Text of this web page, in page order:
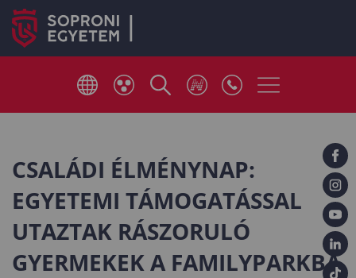
CSALÁDI ÉLMÉNYNAP:
EGYETEMI TÁMOGATÁSSAL
UTAZTAK RÁSZORULÓ
GYERMEKEK A FAMILYPARKBA